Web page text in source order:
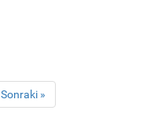
Sonraki »